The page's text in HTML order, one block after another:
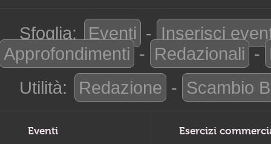
Sfoglia: Eventi - Inserisci
Approfondimenti - Redazionali -
Utilità:
Redazione - Scambio
Eventi Esercizi